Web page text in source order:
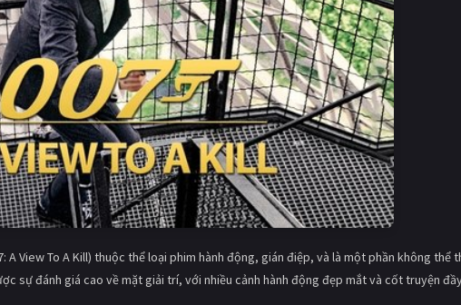
A View To A Kill) thuộc thể loại phim hành động, gián điệp, và là một phần không thể
sự đánh giá cao về mặt giải trí, với nhiều cảnh hành động đẹp mắt và cốt truyện